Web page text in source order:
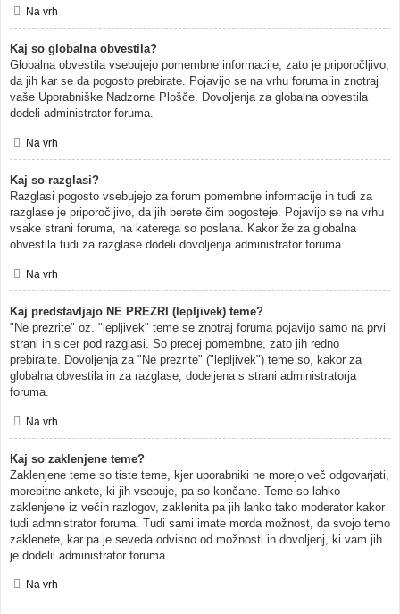
Na vrh
Kaj so globalna obvestila?
Globalna obvestila vsebujejo pomembne informacije, zato je priporočljivo,
da jih kar se da pogosto prebirate. Pojavijo se na vrhu foruma in znotraj
vaše Uporabniške Nadzorne Plošče. Dovoljenja za globalna obvestila
dodeli administrator foruma.
Na vrh
Kaj so razglasi?
Razglasi pogosto vsebujejo za forum pomembne informacije in tudi za
razglase je priporočljivo, da jih berete čim pogosteje. Pojavijo se na vrhu
vsake strani foruma, na katerega so poslana. Kakor že za globalna
obvestila tudi za razglase dodeli dovoljenja administrator foruma.
Na vrh
Kaj predstavljajo NE PREZRI (lepljivek) teme?
"Ne prezrite" oz. "lepljivek" teme se znotraj foruma pojavijo samo na prvi
strani in sicer pod razglasi. So precej pomembne, zato jih redno
prebirajte. Dovoljenja za "Ne prezrite" ("lepljivek") teme so, kakor za
globalna obvestila in za razglase, dodeljena s strani administratorja
foruma.
Na vrh
Kaj so zaklenjene teme?
Zaklenjene teme so tiste teme, kjer uporabniki ne morejo več odgovarjati,
morebitne ankete, ki jih vsebuje, pa so končane. Teme so lahko
zaklenjene iz večih razlogov, zaklenita pa jih lahko tako moderator kakor
tudi admnistrator foruma. Tudi sami imate morda možnost, da svojo temo
zaklenete, kar pa je seveda odvisno od možnosti in dovoljenj, ki vam jih
je dodelil administrator foruma.
Na vrh